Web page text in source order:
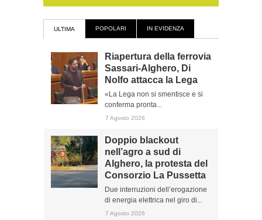
ULTIMA POPOLARI IN EVIDENZA
Riapertura della ferrovia
Sassari-Alghero, Di
Nolfo attacca la Lega
«La Lega non si smentisce e si
conferma pronta...
7 Agosto 2026
Doppio blackout
nell’agro a sud di
Alghero, la protesta del
Consorzio La Pussetta
Due interruzioni dell’erogazione
di energia elettrica nel giro di...
7 Agosto 2026